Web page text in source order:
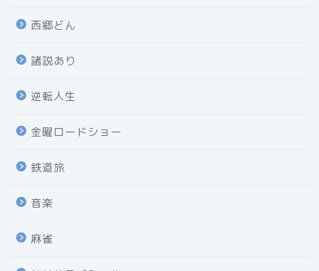
西郷どん
諸説あり
逆転人生
金曜ロードショー
鉄道旅
音楽
麻雀